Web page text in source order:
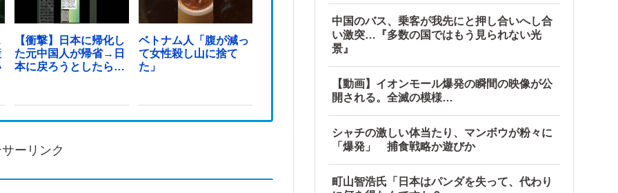
【衝撃】日本に帰化し
た元中国人が帰省→日
本に戻ろうとしたら…
ベトナム人「腹が減っ
て女性殺し山に捨て
た」
ーリンク
中国のバス、乗客が我先にと押し合いへし合
い激突…『多数の国ではもう見られない光
景』
【動画】イオンモール爆発の瞬間の映像が公
開される。全滅の模様…
シャチの激しい体当たり、マンボウが粉々に
「爆発」 捕食戦略か遊びか
町山智浩氏「日本はパンダを失って、代わり